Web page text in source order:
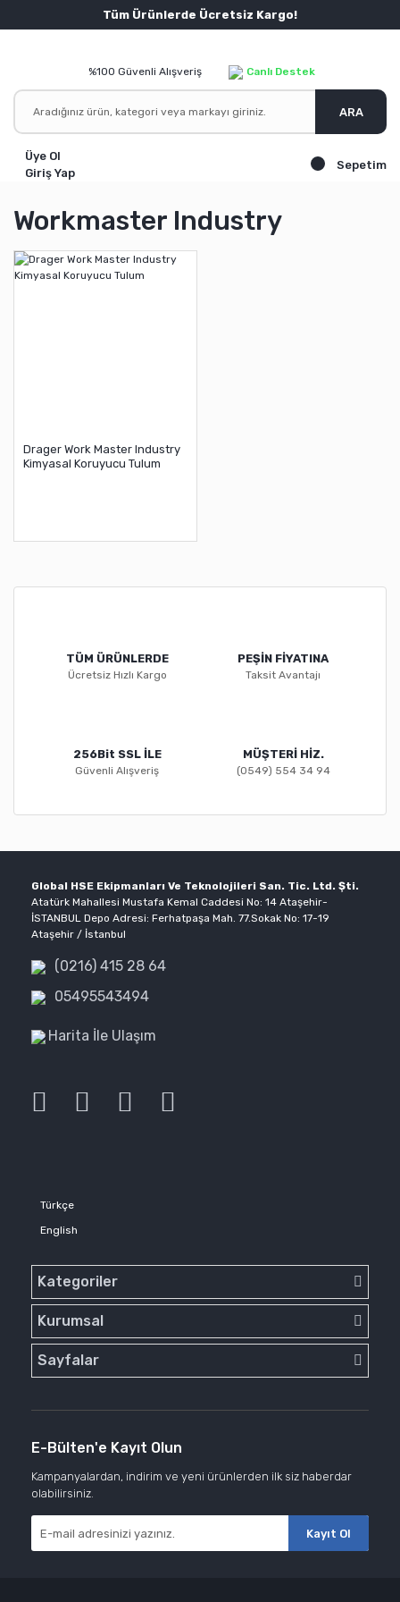
Tüm Ürünlerde Ücretsiz Kargo!
%100 Güvenli Alışveriş Canlı Destek
ARA
Üye Ol
Giriş Yap
Sepetim
Workmaster Industry
Drager Work Master Industry
Kimyasal Koruyucu Tulum
TÜM ÜRÜNLERDE
Ücretsiz Hızlı Kargo
PEŞİN FİYATINA
Taksit Avantajı
256Bit SSL İLE
Güvenli Alışveriş
MÜŞTERİ HİZ.
(0549) 554 34 94
Global HSE Ekipmanları Ve Teknolojileri San. Tic. Ltd. Şti.
Atatürk Mahallesi Mustafa Kemal Caddesi No: 14 Ataşehir-
İSTANBUL Depo Adresi: Ferhatpaşa Mah. 77.Sokak No: 17-19
Ataşehir / İstanbul
(0216) 415 28 64
05495543494
Harita İle Ulaşım
Türkçe
English
Kategoriler
Kurumsal
Sayfalar
E-Bülten'e Kayıt Olun
Kampanyalardan, indirim ve yeni ürünlerden ilk siz haberdar
olabilirsiniz.
Kayıt Ol